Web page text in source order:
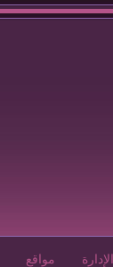
الإدارة مواقع